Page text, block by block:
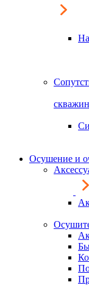
скважин
Осушение и